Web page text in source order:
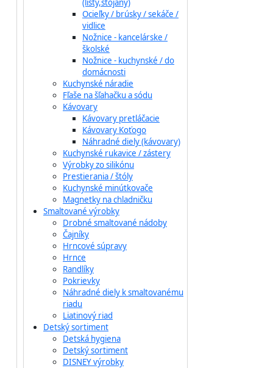
(lišty,stojany)
Ocieľky / brúsky / sekáče /
vidlice
Nožnice - kancelárske /
školské
Nožnice - kuchynské / do
domácnosti
Kuchynské náradie
Fľaše na šľahačku a sódu
Kávovary
Kávovary pretláčacie
Kávovary Koťogo
Náhradné diely (kávovary)
Kuchynské rukavice / zástery
Výrobky zo silikónu
Prestierania / štóly
Kuchynské minútkovače
Magnetky na chladničku
Smaltované výrobky
Drobné smaltované nádoby
Čajníky
Hrncové súpravy
Hrnce
Randlíky
Pokrievky
Náhradné diely k smaltovanému
riadu
Liatinový riad
Detský sortiment
Detská hygiena
Detský sortiment
DISNEY výrobky